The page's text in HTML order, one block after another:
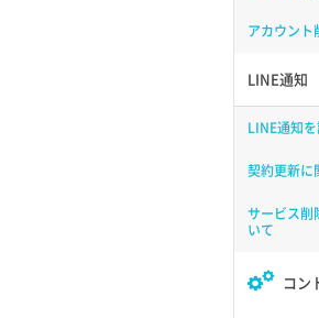
アカウント
LINE通知
LINE通知
契約更新に
サービス削
いて
コン